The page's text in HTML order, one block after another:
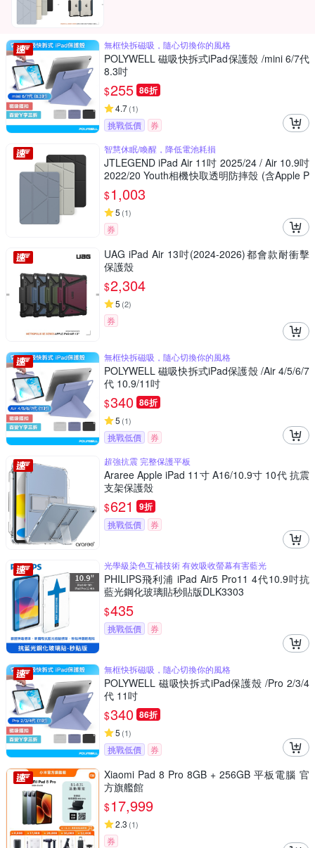
無框快拆磁吸，隨心切換你的風格
POLYWELL 磁吸快拆式iPad保護殼 /mini 6/7代
8.3吋
$255 86折
4.7(1)
挑戰低價
券
智慧休眠/喚醒，降低電池耗損
JTLEGEND iPad Air 11吋 2025/24 / Air 10.9吋
2022/20 Youth相機快取透明防摔殼 (含Apple P
encil槽)
$1,003
5 (1)
券
UAG iPad Air 13吋(2024-2026)都會款耐衝擊
保護殼
$2,304
5 (2)
券
無框快拆磁吸，隨心切換你的風格
POLYWELL 磁吸快拆式iPad保護殼 /Air 4/5/6/7
代 10.9/11吋
$340 86折
5 (1)
挑戰低價
券
超強抗震 完整保護平板
Araree Apple iPad 11寸 A16/10.9寸 10代 抗震
支架保護殼
$621 9折
挑戰低價 券
光學級染色互補技術 有效吸收螢幕有害藍光
PHILIPS飛利浦 iPad Air5 Pro11 4代10.9吋抗
藍光鋼化玻璃貼秒貼版DLK3303
$435
挑戰低價 券
無框快拆磁吸，隨心切換你的風格
POLYWELL 磁吸快拆式iPad保護殼 /Pro 2/3/4
代 11吋
$340 86折
5 (1)
挑戰低價 券
Xiaomi Pad 8 Pro 8GB + 256GB 平板電腦 官
方旗艦館
$17,999
2.3 (1)
券